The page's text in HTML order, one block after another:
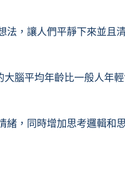
，讓人們平靜下來並且
腦平均年齡比一般人年
，同時增加思考邏輯和